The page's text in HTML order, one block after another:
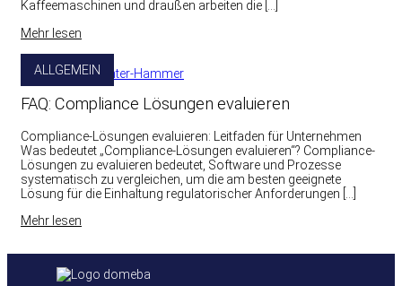
Kaffeemaschinen und draußen arbeiten die […]
Mehr lesen
ALLGEMEIN
FAQ: Compliance Lösungen evaluieren
Compliance-Lösungen evaluieren: Leitfaden für Unternehmen
Was bedeutet „Compliance-Lösungen evaluieren“? Compliance-
Lösungen zu evaluieren bedeutet, Software und Prozesse
systematisch zu vergleichen, um die am besten geeignete
Lösung für die Einhaltung regulatorischer Anforderungen […]
Mehr lesen